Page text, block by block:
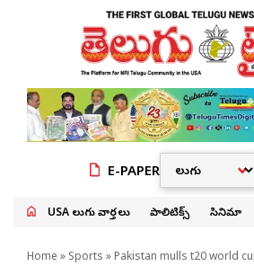
E-PAPER
USA తెలుగు వార్తలు పాలిటిక్స్ సినిమా
Home » Sports » Pakistan mulls t20 world